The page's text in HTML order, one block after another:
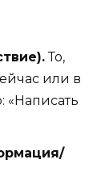
То,
или в